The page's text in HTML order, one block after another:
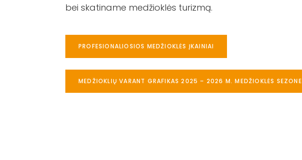
bei skatiname medžioklės turizmą.
PROFESIONALIOSIOS MEDŽIOKLĖS ĮKAINIAI
MEDŽIOKLIŲ VARANT GRAFIKAS 2025 – 2026 M. MEDŽIOKLĖS SEZONE